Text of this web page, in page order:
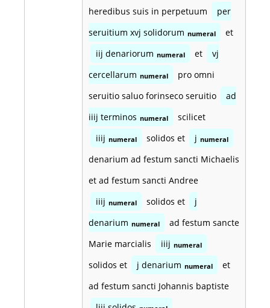
heredibus suis in perpetuum
per
seruitium xvj solidorum numeral
et
iij denariorum numeral et
vj
cercellarum numeral
pro omni
seruitio saluo forinseco seruitio
ad
iiij terminos numeral
scilicet
iiij numeral solidos et j numeral
denarium ad festum sancti Michaelis
et ad festum sancti Andree
iiij numeral solidos et
j
denarium numeral
ad festum sancte
Marie marcialis
iiij numeral
solidos et j denarium numeral
et
ad festum sancti Johannis baptiste